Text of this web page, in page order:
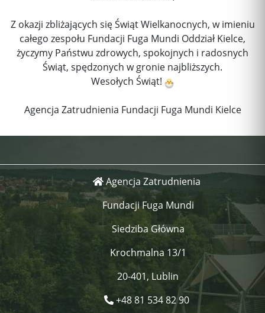
Z okazji zbliżających się Świąt Wielkanocnych, w imieniu
całego zespołu Fundacji Fuga Mundi Oddział Kielce,
życzymy Państwu zdrowych, spokojnych i radosnych
Świąt, spędzonych w gronie najbliższych.
Wesołych Świąt!
Agencja Zatrudnienia Fundacji Fuga Mundi Kielce
Agencja Zatrudnienia
Fundacji Fuga Mundi
Siedziba Główna
Krochmalna 13/1
20-401, Lublin
+48 81 534 82 90